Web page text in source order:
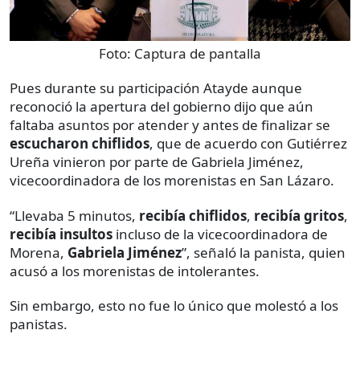
Foto: Captura de pantalla
Pues durante su participación Atayde aunque
reconoció la apertura del gobierno dijo que aún
faltaba asuntos por atender y antes de finalizar se
escucharon chiflidos, que de acuerdo con Gutiérrez
Ureña vinieron por parte de Gabriela Jiménez,
vicecoordinadora de los morenistas en San Lázaro.
“Llevaba 5 minutos, recibía chiflidos, recibía gritos,
recibía insultos incluso de la vicecoordinadora de
Morena, Gabriela Jiménez”, señaló la panista, quien
acusó a los morenistas de intolerantes.
Sin embargo, esto no fue lo único que molestó a los
panistas.